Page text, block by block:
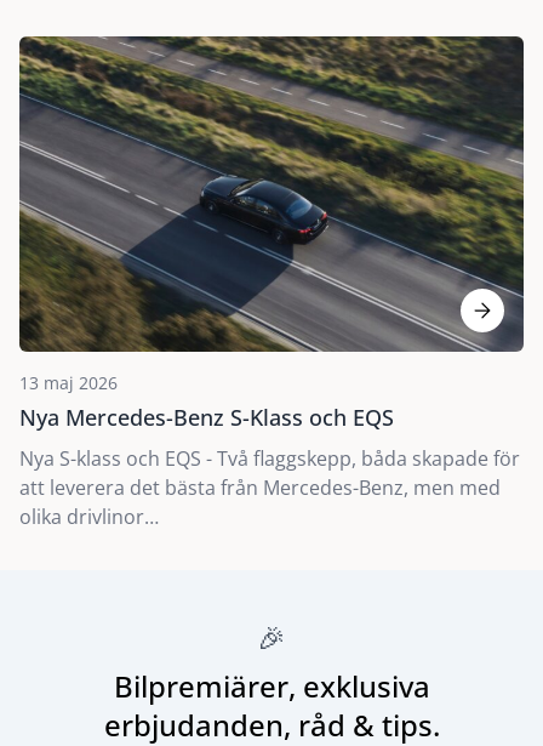
13 maj 2026
Nya Mercedes-Benz S-Klass och EQS
Nya S-klass och EQS - Två flaggskepp, båda skapade för
att leverera det bästa från Mercedes-Benz, men med
olika drivlinor…
🎉
Bilpremiärer, exklusiva
erbjudanden, råd & tips.